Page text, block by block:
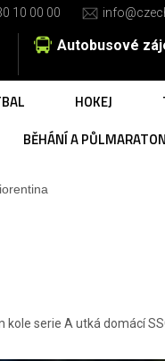
10 00 00
Autobusové
HOKEJ
BĚHÁNÍ A
kole serie A utká domácí